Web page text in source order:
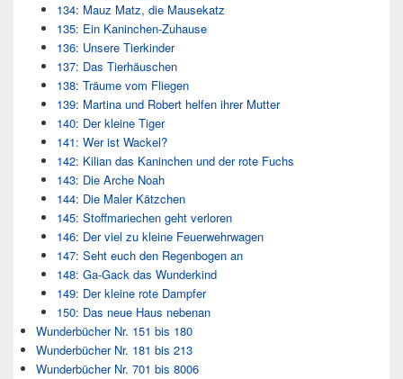
134: Mauz Matz, die Mausekatz
135: Ein Kaninchen-Zuhause
136: Unsere Tierkinder
137: Das Tierhäuschen
138: Träume vom Fliegen
139: Martina und Robert helfen ihrer Mutter
140: Der kleine Tiger
141: Wer ist Wackel?
142: Kilian das Kaninchen und der rote Fuchs
143: Die Arche Noah
144: Die Maler Kätzchen
145: Stoffmariechen geht verloren
146: Der viel zu kleine Feuerwehrwagen
147: Seht euch den Regenbogen an
148: Ga-Gack das Wunderkind
149: Der kleine rote Dampfer
150: Das neue Haus nebenan
Wunderbücher Nr. 151 bis 180
Wunderbücher Nr. 181 bis 213
Wunderbücher Nr. 701 bis 8006